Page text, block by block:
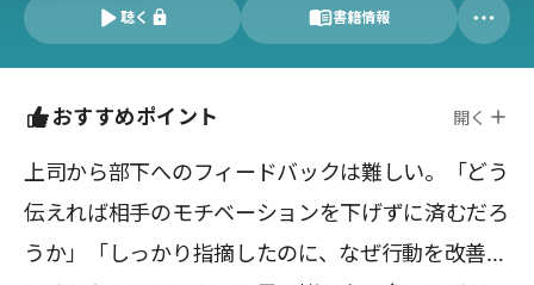
聴く 書籍情報
おすすめポイント 開く
上司から部下へのフィードバックは難しい。「どう
伝えれば相手のモチベーションを下げずに済むだろ
うか」「しっかり指摘したのに、なぜ行動を改善し